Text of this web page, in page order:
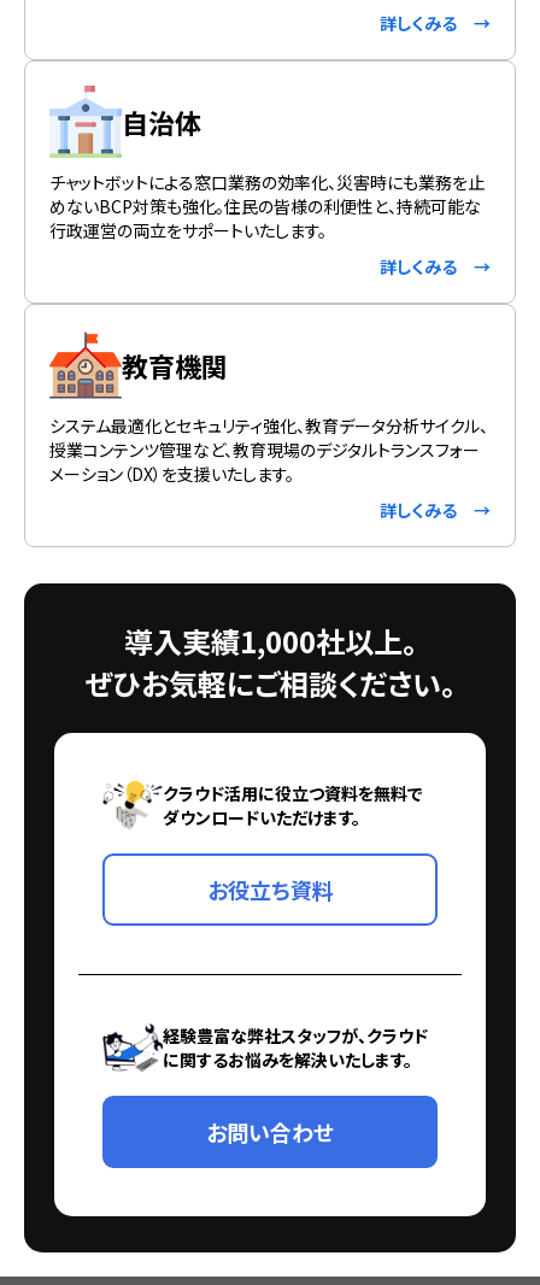
詳しくみる →
自治体
チャットボットによる窓口業務の効率化、災害時にも業務を止
めないBCP対策も強化。住民の皆様の利便性と、持続可能な
行政運営の両立をサポートいたします。
詳しくみる →
教育機関
システム最適化とセキュリティ強化、教育データ分析サイクル、
授業コンテンツ管理など、教育現場のデジタルトランスフォー
メーション（DX）を支援いたします。
詳しくみる →
導入実績1,000社以上。
ぜひお気軽にご相談ください。
クラウド活用に役立つ資料を無料で
ダウンロードいただけます。
お役立ち資料
経験豊富な弊社スタッフが、クラウド
に関するお悩みを解決いたします。
お問い合わせ